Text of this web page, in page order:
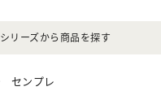
シリーズから商品を探す
センプレ